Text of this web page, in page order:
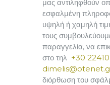
μας αντιληφθούν
εσφαλμένη
υψηλή ή χαμηλή
τους
παραγγελία, να
στο τηλ +30 22410
διόρθωση του